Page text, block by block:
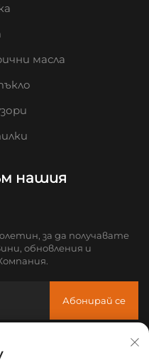
масла
нашия
за да получавате
обновления и
Абонирай се